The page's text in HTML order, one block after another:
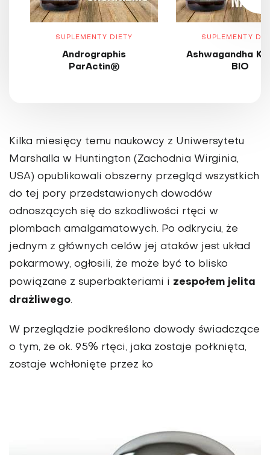
SUPLEMENTY DIETY
Andrographis
ParActin®
SUPLEMENTY
Ashwagandha
BIO
Kilka miesięcy temu naukowcy z Uniwersytetu
Marshalla w Huntington (Zachodnia Wirginia,
USA) opublikowali obszerny przegląd wszystkich
do tej pory przedstawionych dowodów
odnoszących się do szkodliwości rtęci w
plombach amalgamatowych. Po odkryciu, że
jednym z głównych celów jej ataków jest układ
pokarmowy, ogłosili, że może być to blisko
powiązane z superbakteriami i zespołem jelita
drażliwego.
W przeglądzie podkreślono dowody świadczące
o tym, że ok. 95% rtęci, jaka zostaje połknięta,
zostaje wchłonięte przez ko